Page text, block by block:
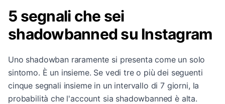
5 segnali che sei
shadowbanned su Instagram
Uno shadowban raramente si presenta come un solo
sintomo. È un insieme. Se vedi tre o più dei seguenti
cinque segnali insieme in un intervallo di 7 giorni, la
probabilità che l'account sia shadowbanned è alta.